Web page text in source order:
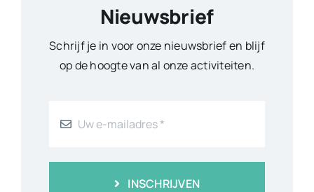
Nieuwsbrief
Schrijf je in voor onze nieuwsbrief en blijf
op de hoogte van al onze activiteiten.
INSCHRIJVEN